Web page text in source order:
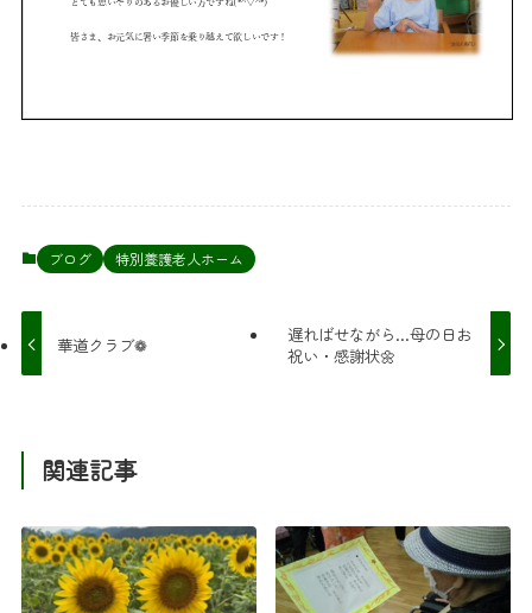
ブログ 特別養護老人ホーム
華道クラブ❁
遅ればせながら…母の日お
祝い・感謝状🌼
関連記事